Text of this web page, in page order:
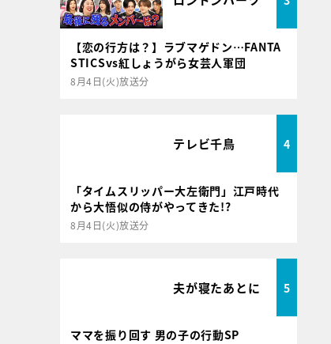
【恋の行方は？】ラブマゲドン…FANTA
STICSvs紅しょうがら女芸人軍団
8月4日(火)放送分
テレビ千鳥 4
「タイムスリッパー大左衛門」江戸時代
から大悟似の侍がやってきた!?
8月4日(火)放送分
夫が寝たあとに 5
ママを振り回す 男の子の行動SP